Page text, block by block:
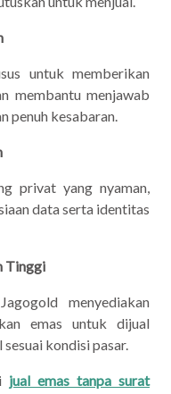
untuk memberikan
membantu menjawab
penuh kesabaran.
privat yang nyaman,
data serta identitas
Tinggi
menyediakan
emas untuk dijual
kondisi pasar.
jual emas tanpa surat